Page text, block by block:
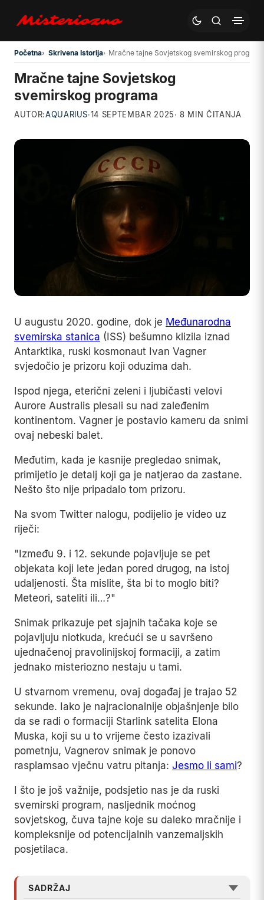
Preskoči na glavni sadržaj
Početna Skrivena Istorija Mračne tajne Sovjetskog svemirskog
Mračne tajne Sovjetskog
svemirskog programa
AUTOR:AQUARIUS·14 SEPTEMBAR 2025· 8 MIN ČITANJA
U augustu 2020. godine, dok je Međunarodna
svemirska stanica (ISS) bešumno klizila iznad
Antarktika, ruski kosmonaut Ivan Vagner
svjedočio je prizoru koji oduzima dah.
Ispod njega, eterični zeleni i ljubičasti velovi
Aurore Australis plesali su nad zaleđenim
kontinentom. Vagner je postavio kameru da snimi
ovaj nebeski balet.
Međutim, kada je kasnije pregledao snimak,
primijetio je detalj koji ga je natjerao da zastane.
Nešto što nije pripadalo tom prizoru.
Na svom Twitter nalogu, podijelio je video uz
riječi:
"Između 9. i 12. sekunde pojavljuje se pet
objekata koji lete jedan pored drugog, na istoj
udaljenosti. Šta mislite, šta bi to moglo biti?
Meteori, sateliti ili…?"
Snimak prikazuje pet sjajnih tačaka koje se
pojavljuju niotkuda, krećući se u savršeno
ujednačenoj pravolinijskoj formaciji, a zatim
jednako misteriozno nestaju u tami.
U stvarnom vremenu, ovaj događaj je trajao 52
sekunde. Iako je najracionalnije objašnjenje bilo
da se radi o formaciji Starlink satelita Elona
Muska, koji su u to vrijeme često izazivali
pometnju, Vagnerov snimak je ponovo
rasplamsao vječnu vatru pitanja: Jesmo li sami?
I što je još važnije, podsjetio nas je da ruski
svemirski program, nasljednik moćnog
sovjetskog, čuva tajne koje su daleko mračnije i
kompleksnije od potencijalnih vanzemaljskih
posjetilaca.
SADRŽAJ